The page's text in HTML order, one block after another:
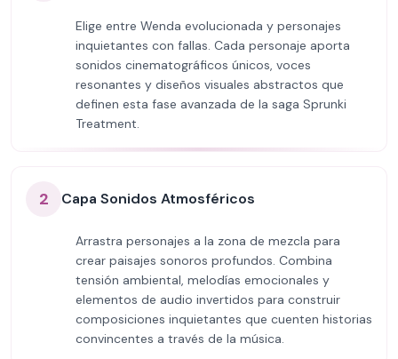
Elige entre Wenda evolucionada y personajes
inquietantes con fallas. Cada personaje aporta
sonidos cinematográficos únicos, voces
resonantes y diseños visuales abstractos que
definen esta fase avanzada de la saga Sprunki
Treatment.
2 Capa Sonidos Atmosféricos
Arrastra personajes a la zona de mezcla para
crear paisajes sonoros profundos. Combina
tensión ambiental, melodías emocionales y
elementos de audio invertidos para construir
composiciones inquietantes que cuenten historias
convincentes a través de la música.